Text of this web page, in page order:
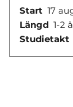
Start 17
Längd 1-2
Studietakt